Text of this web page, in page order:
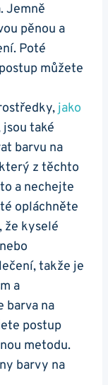
Jemně
pěnou a
Poté
můžete
jako
jsou také
barvu na
z těchto
a nechejte
opláchněte
že kyselé
takže je
a
barva na
postup
metodu.